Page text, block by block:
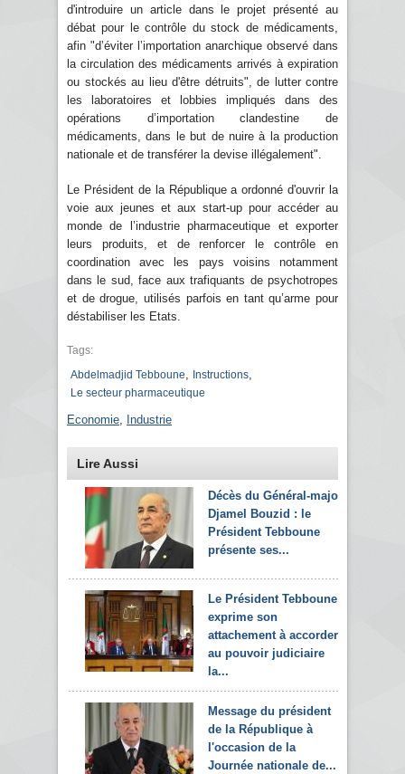
d'introduire un article dans le projet présenté au
débat pour le contrôle du stock de médicaments,
afin "d’éviter l’importation anarchique observé dans
la circulation des médicaments arrivés à expiration
ou stockés au lieu d'être détruits", de lutter contre
les laboratoires et lobbies impliqués dans des
opérations d’importation clandestine de
médicaments, dans le but de nuire à la production
nationale et de transférer la devise illégalement".
Le Président de la République a ordonné d'ouvrir la
voie aux jeunes et aux start-up pour accéder au
monde de l’industrie pharmaceutique et exporter
leurs produits, et de renforcer le contrôle en
coordination avec les pays voisins notamment
dans le sud, face aux trafiquants de psychotropes
et de drogue, utilisés parfois en tant qu’arme pour
déstabiliser les Etats.
Tags:
Abdelmadjid Tebboune
Instructions
Le secteur pharmaceutique
Economie Industrie
Lire Aussi
Décès du Général-major
Djamel Bouzid : le
Président Tebboune
présente ses...
Le Président Tebboune
exprime son
attachement à accorder
au pouvoir judiciaire
la...
Message du président
de la République à
l'occasion de la
Journée nationale de...